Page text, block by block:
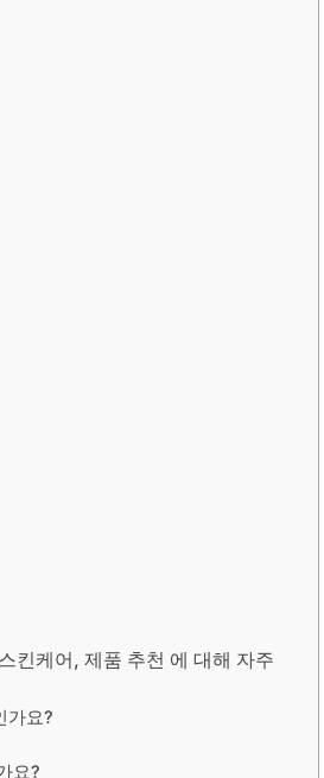
킨케어, 제품 추천 에 대해 자주
가요?
요?